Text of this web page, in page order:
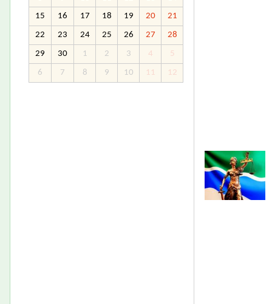
15 16 17 18 19 20 21
22 23 24 25 26 27 28
29 30 1 2 3 4 5
6 7 8 9 10 11 12